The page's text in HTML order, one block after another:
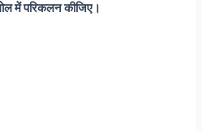
में परिकलन कीजिए।